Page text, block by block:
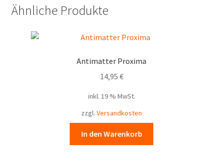
Ähnliche Produkte
Antimatter Proxima
14,95 €
inkl. 19 % MwSt.
zzgl. Versandkosten
In den Warenkorb